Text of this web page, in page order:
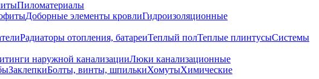
Пиломатериалы
Доборные элементы кровлиГидроизоляционные
Радиаторы отопления, батареиТеплый полТеплые плинтусыСистемы
наружной канализацииЛюки канализационные
ЗаклепкиБолты, винты, шпилькиХомутыХимические